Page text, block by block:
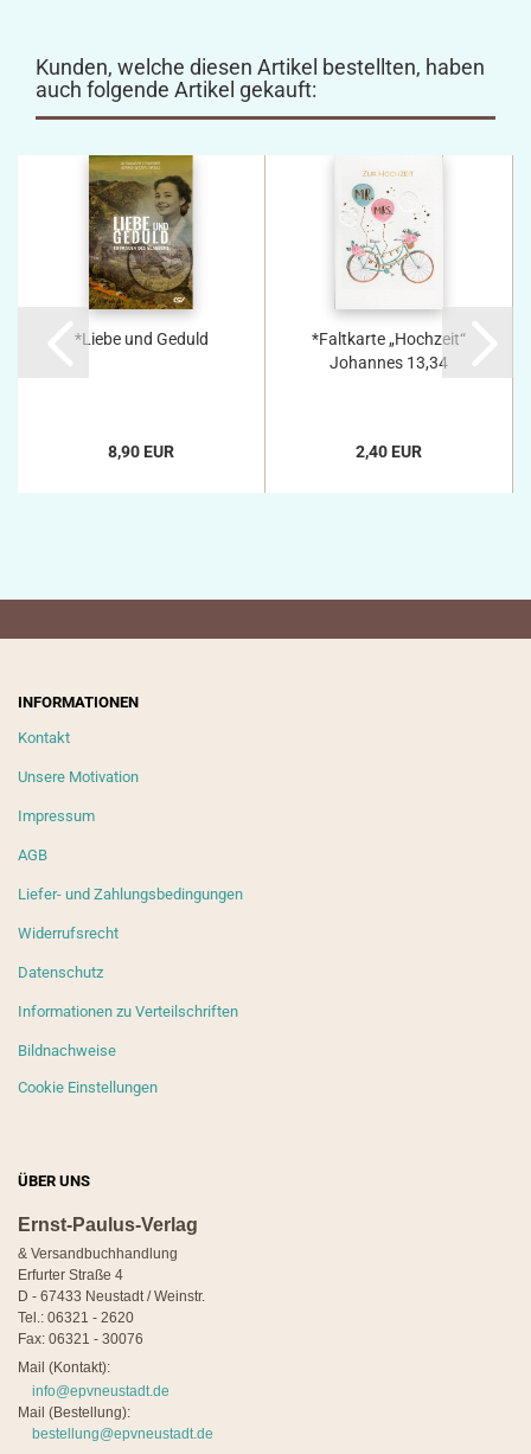
Kunden, welche diesen Artikel bestellten, haben
auch folgende Artikel gekauft:
*Liebe und Geduld
8,90 EUR
*Faltkarte „Hochzeit“
Johannes 13,34
2,40 EUR
INFORMATIONEN
Kontakt
Unsere Motivation
Impressum
AGB
Liefer- und Zahlungsbedingungen
Widerrufsrecht
Datenschutz
Informationen zu Verteilschriften
Bildnachweise
Cookie Einstellungen
ÜBER UNS
Ernst-Paulus-Verlag
& Versandbuchhandlung
Erfurter Straße 4
D - 67433 Neustadt / Weinstr.
Tel.: 06321 - 2620
Fax: 06321 - 30076
Mail (Kontakt):
info@epvneustadt.de
Mail (Bestellung):
bestellung@epvneustadt.de